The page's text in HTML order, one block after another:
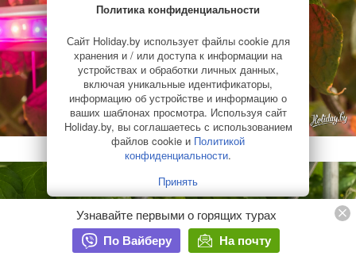
Узнавайте первыми о горящих турах
По Вайберу На почту
Политика конфиденциальности
Сайт Holiday.by использует файлы cookie для
хранения и / или доступа к информации на
устройствах и обработки личных данных,
включая уникальные идентификаторы,
информацию об устройстве и информацию о
ваших шаблонах просмотра. Используя сайт
Holiday.by, вы соглашаетесь с использованием
файлов cookie и Политикой
конфиденциальности.
Принять